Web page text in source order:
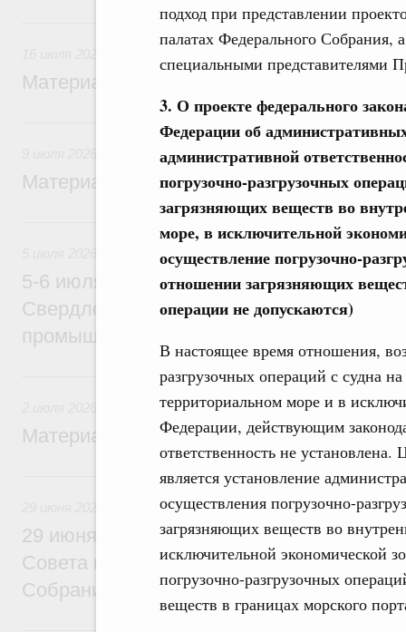
подход при представлении
палатах Федерального
специальными представителями
3. О проекте федерального
Федерации об
административной
погрузочно-разгрузочных
загрязняющих веществ во
море, в исключительной
осуществление погрузочно-
отношении загрязняющих
операции не допускаются)
В настоящее время отношения,
разгрузочных операций с судна
территориальном море и в
Федерации, действующим
ответственность не
является установление
осуществления погрузочно-
загрязняющих веществ во
исключительной экономической
погрузочно-разгрузочных
веществ в границах морского
16 июля, четверг
Материалы к заседанию Правительства
9 июля, четверг
Материалы к заседанию Правительства
5 июля, воскресенье
5-6 июля Михаил Мишустин совершит
Свердловскую область для участия в
промышленной выставке «Иннопром»
2 июля, четверг
Материалы к заседанию Правительства
29 июня, понедельник
29 июня Михаил Мишустин встретится с
Совета палаты Совета Федерации
Собрания